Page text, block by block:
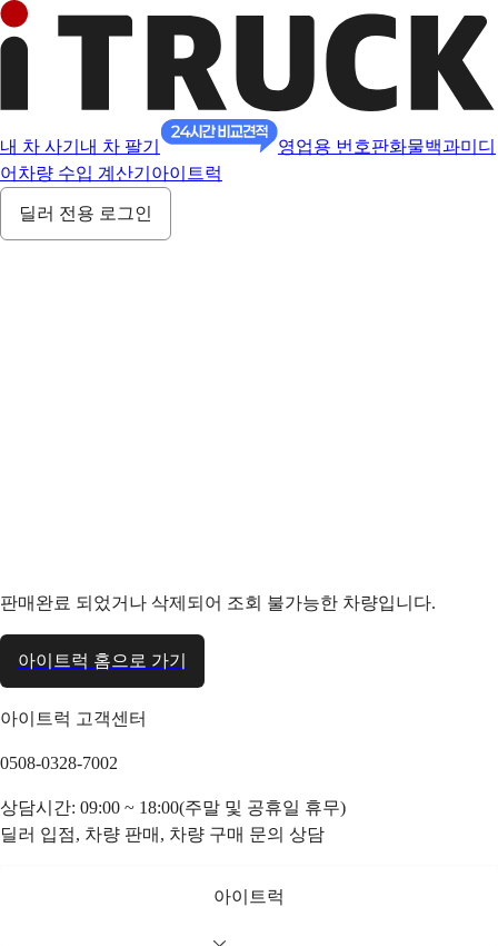
내 차 사기 내 차 팔기 영업용 번호판화물백과미디
어 차량 수입 계산기 아이트럭
딜러 전용 로그인
판매완료 되었거나 삭제되어 조회 불가능한 차량입니다.
아이트럭 홈으로 가기
아이트럭 고객센터
0508-0328-7002
상담시간: 09:00 ~ 18:00(주말 및 공휴일 휴무)
딜러 입점, 차량 판매, 차량 구매 문의 상담
아이트럭